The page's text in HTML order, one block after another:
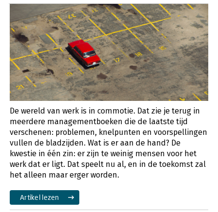
De wereld van werk is in commotie. Dat zie je terug in
meerdere managementboeken die de laatste tijd
verschenen: problemen, knelpunten en voorspellingen
vullen de bladzijden. Wat is er aan de hand? De
kwestie in één zin: er zijn te weinig mensen voor het
werk dat er ligt. Dat speelt nu al, en in de toekomst zal
het alleen maar erger worden.
Artikel lezen